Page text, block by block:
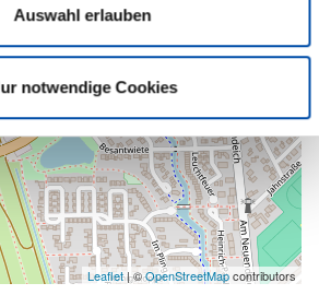
Auswahl erlauben
notwendige Cookies
Leaflet| ©OpenStreetMapcontributors